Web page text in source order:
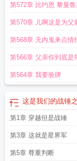
解放。 这是我们的战锤之
之旅 笔趣阁最新章节TXT
的战锤之旅手打无错字版
的战锤之旅笔趣阁最新章节
战锤之旅全文免费阅读
TXT免费这是我们的战锤
的战锤之旅全本免费 这是
节免费这是我们的战锤之
锤之旅无弹窗最新章节
读这是我们的战锤之旅最
第572章 比约恩 黎曼
团之主
第570章 儿啊这是为父
可要接好了啊
第568章 无内鬼来点情
第566章 父亲你到底是
觉悟才能说出这两个字
第564章 我要验牌
这是我们的战锤
第1章 穿越但是战锤
第3章 这就是星界军
第5章 尊重判断